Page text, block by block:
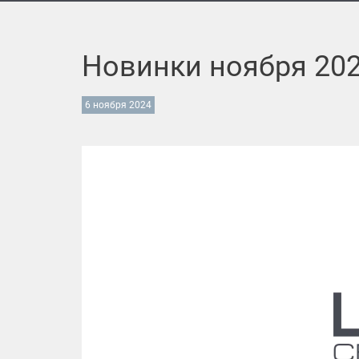
Новинки ноября
6 ноября 2024